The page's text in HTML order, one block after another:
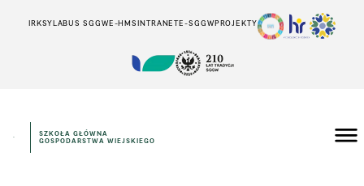
IRKSYLABUS SGGWE-HMSINTRANETE-SGGWPROJEKTY
SZKOŁA GŁÓWNA
GOSPODARSTWA WIEJSKIEGO